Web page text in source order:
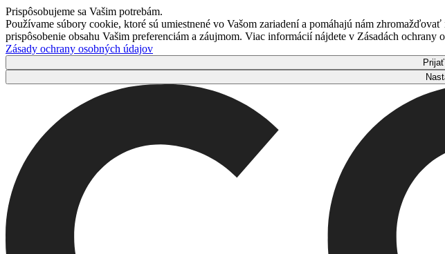
Prispôsobujeme sa Vašim potrebám.
Používame súbory cookie, ktoré sú umiestnené vo Vašom zariadení a pomáhajú nám
prispôsobenie obsahu Vašim preferenciám a záujmom. Viac informácií nájdete v Zásadách
Zásady ochrany osobných údajov